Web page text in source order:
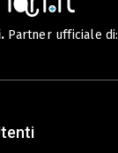
Partner ufficiale di: